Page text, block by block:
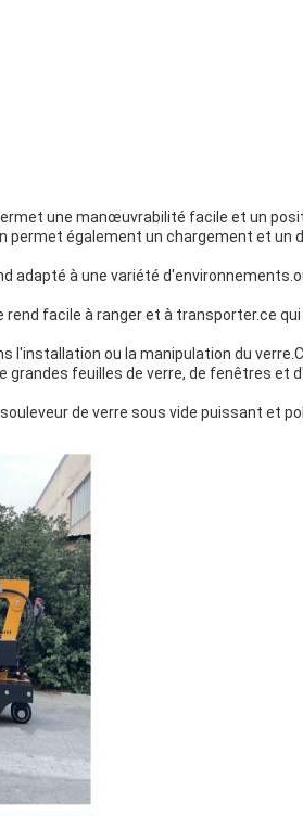
une manœuvrabilité facile et un
également un chargement et un
adapté à une variété
facile à ranger et à transporter.ce
l'installation ou la manipulation du
feuilles de verre, de fenêtres et
de verre sous vide puissant et